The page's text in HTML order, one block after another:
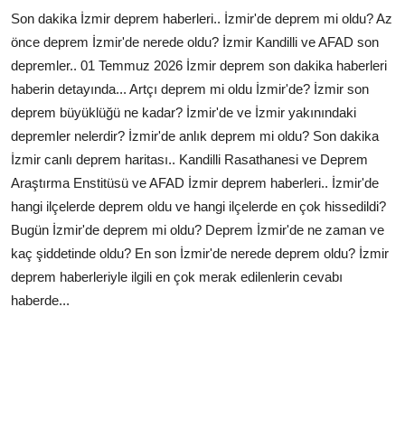
Son dakika İzmir deprem haberleri.. İzmir'de deprem mi oldu? Az
önce deprem İzmir'de nerede oldu? İzmir Kandilli ve AFAD son
depremler.. 01 Temmuz 2026 İzmir deprem son dakika haberleri
haberin detayında... Artçı deprem mi oldu İzmir'de? İzmir son
deprem büyüklüğü ne kadar? İzmir'de ve İzmir yakınındaki
depremler nelerdir? İzmir'de anlık deprem mi oldu? Son dakika
İzmir canlı deprem haritası.. Kandilli Rasathanesi ve Deprem
Araştırma Enstitüsü ve AFAD İzmir deprem haberleri.. İzmir'de
hangi ilçelerde deprem oldu ve hangi ilçelerde en çok hissedildi?
Bugün İzmir'de deprem mi oldu? Deprem İzmir'de ne zaman ve
kaç şiddetinde oldu? En son İzmir'de nerede deprem oldu? İzmir
deprem haberleriyle ilgili en çok merak edilenlerin cevabı
haberde...